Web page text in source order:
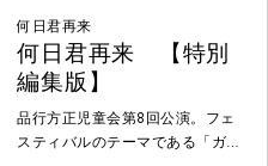
何日君再来
何日君再来 【特別
編集版】
品行方正児童会第8回公演。フェ
スティバルのテーマである「ガリ